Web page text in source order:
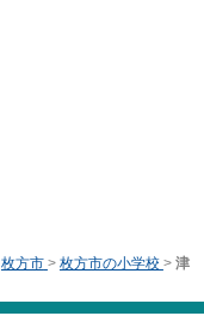
枚方市 > 枚方市の小学校 > 津